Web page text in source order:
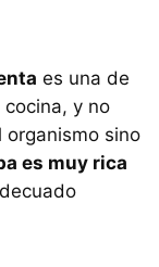
es una de
y no
organismo sino
es muy rica